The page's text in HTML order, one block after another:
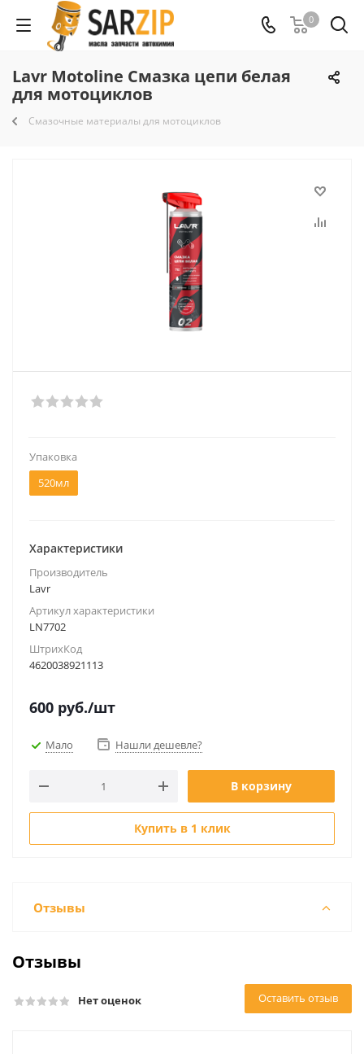
0
Lavr Motoline Смазка цепи белая
для мотоциклов
Смазочные материалы для мотоциклов
Упаковка
520мл
Характеристики
Производитель
Lavr
Артикул характеристики
LN7702
ШтрихКод
4620038921113
600 руб./шт
Мало Нашли дешевле?
В корзину
Купить в 1 клик
Отзывы
Отзывы
Нет оценок Оставить отзыв